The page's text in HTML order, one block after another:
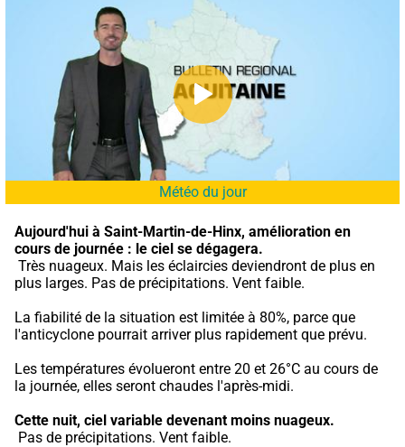
Météo du jour
Aujourd'hui à Saint-Martin-de-Hinx, amélioration en
cours de journée : le ciel se dégagera.
plus larges. Pas de précipitations. Vent faible.
La fiabilité de la situation est limitée à 80%, parce que
l'anticyclone pourrait arriver plus rapidement que prévu.
Les températures évolueront entre 20 et 26°C au cours de
la journée, elles seront chaudes l'après-midi.
Cette nuit, ciel variable devenant moins nuageux.
Pas de précipitations. Vent faible.